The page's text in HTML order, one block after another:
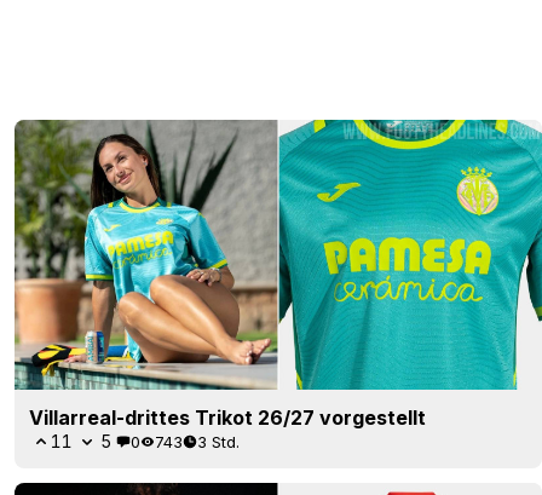
Villarreal-drittes Trikot 26/27 vorgestellt
11 5 0 743 3 Std.